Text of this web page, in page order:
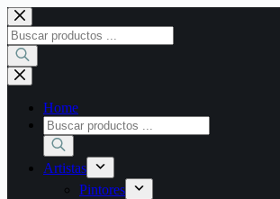
Saltar
al
contenido
Búsqueda
de
productos
Home
Búsqueda
de
productos
Artistas
Pintores